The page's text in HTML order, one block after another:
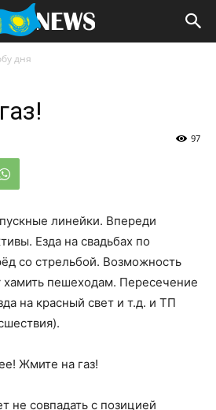
дня
97
линейки. Впереди
Езда на свадьбах по
со стрельбой. Возможность
хамить пешеходам. Пересечение
на красный свет и т.д. и ТП
Жмите на газ!
не совпадать с позицией